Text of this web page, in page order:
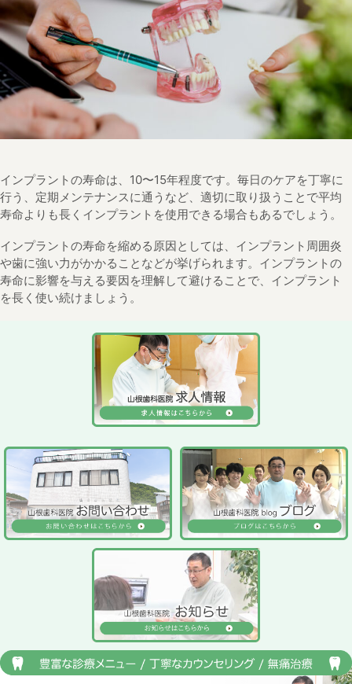
インプラントの寿命は、10〜15年程度です。毎日のケアを丁寧に
行う、定期メンテナンスに通うなど、適切に取り扱うことで平均
寿命よりも長くインプラントを使用できる場合もあるでしょう。
インプラントの寿命を縮める原因としては、インプラント周囲炎
や歯に強い力がかかることなどが挙げられます。インプラントの
寿命に影響を与える要因を理解して避けることで、インプラント
を長く使い続けましょう。